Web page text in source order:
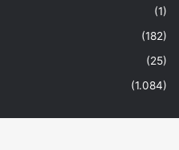
(1)
(182)
(25)
(1.084)